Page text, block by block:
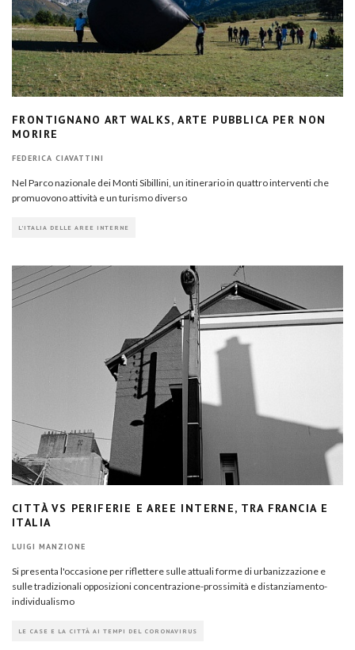
FRONTIGNANO ART WALKS, ARTE PUBBLICA PER NON
MORIRE
FEDERICA CIAVATTINI
Nel Parco nazionale dei Monti Sibillini, un itinerario in quattro interventi che
promuovono attività e un turismo diverso
L'ITALIA DELLE AREE INTERNE
CITTÀ VS PERIFERIE E AREE INTERNE, TRA FRANCIA E
ITALIA
LUIGI MANZIONE
Si presenta l'occasione per riflettere sulle attuali forme di urbanizzazione e
sulle tradizionali opposizioni concentrazione-prossimità e distanziamento-
individualismo
LE CASE E LA CITTÀ AI TEMPI DEL CORONAVIRUS